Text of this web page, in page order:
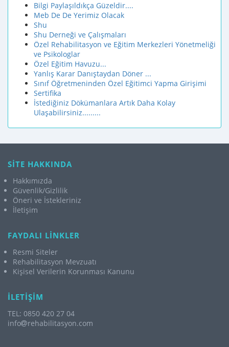
Bilgi Paylaşıldıkça Güzeldir....
Meb De De Yerimiz Olacak
Shu
Shu Derneği ve Çalışmaları
Özel Rehabilitasyon ve Eğitim Merkezleri Yönetmeliği
ve Psikologlar
Özel Eğitim Havuzu...
Yanlış Karar Danıştaydan Döner ...
Sınıf Öğretmeninden Özel Eğitimci Yapma Girişimi
Sertifika
İstediğiniz Dökümanlara Artık Daha Kolay
Ulaşabilirsiniz.........
SİTE HAKKINDA
Hakkımızda
Güvenlik/Gizlilik
Öneri ve İstekleriniz
İletişim
FAYDALI LİNKLER
Resmi Siteler
Rehabilitasyon Mevzuatı
Kişisel Verilerin Korunması Kanunu
İLETİŞİM
TEL: 0850 420 27 04
info
rehabilitasyon.com